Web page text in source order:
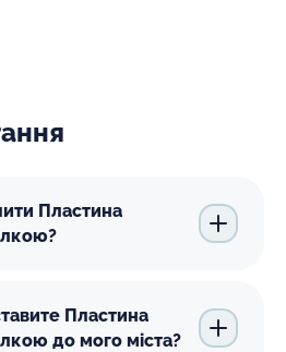
Пластина
Пластина
до мого міста?